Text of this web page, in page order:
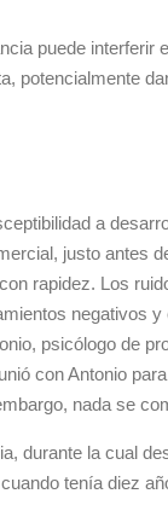
puede
potencialmente
a
justo antes
rapidez. Los
negativos
psicólogo de
con Antonio
nada se
durante la cual
tenía diez